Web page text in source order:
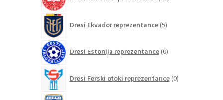
izdelkov
Dresi Ekvador reprezentance 5izdelkov
Dresi Estonija reprezentance 0izdelkov
Dresi Ferski otoki reprezentance 0izdelkov